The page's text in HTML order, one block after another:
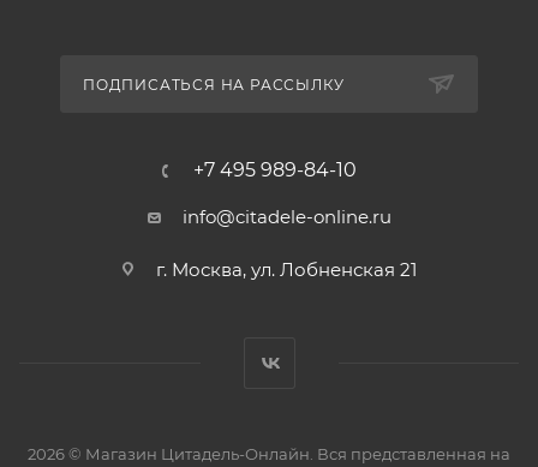
ПОДПИСАТЬСЯ НА РАССЫЛКУ
+7 495 989-84-10
info@citadele-online.ru
г. Москва, ул. Лобненская 21
2026 © Магазин Цитадель-Онлайн. Вся представленная на